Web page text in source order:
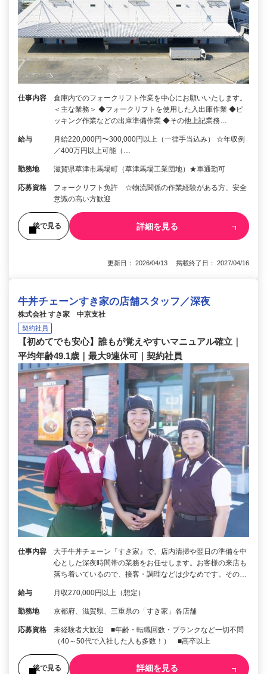
仕事内容
倉庫内でのフォークリフト作業を中心にお願いいたします。
＜主な業務＞ ◆フォークリフトを使用した入出庫作業 ◆ピ
ッキング作業などの出庫準備作業 ◆その他上記業務…
給与
月給220,000円〜300,000円以上（一律手当込み） ☆年収例
／400万円以上可能（…
勤務地 滋賀県草津市馬場町（草津馬場工業団地）★車通勤可
応募資格
フォークリフト免許 ☆物流関係の作業経験がある方、安全
意識の高い方歓迎
後で見る 詳細を見る
更新日： 2026/04/13 掲載終了日： 2027/04/16
牛丼チェーンすき家の店舗スタッフ／深夜
株式会社 すき家 中京支社
契約社員
【初めてでも安心】誰もが覚えやすいマニュアル確立｜
平均年齢49.1歳｜最大9連休可｜契約社員
仕事内容
大手牛丼チェーン『すき家』で、店内清掃や翌日の準備を中
心とした深夜時間帯の業務をお任せします。お客様の来店も
落ち着いているので、接客・調理などは少なめです。その…
給与 月収270,000円以上（想定）
勤務地 京都府、滋賀県、三重県の「すき家」各店舗
応募資格
未経験者大歓迎 ■年齢・転職回数・ブランクなど一切不問
（40～50代で入社した人も多数！） ■高卒以上
後で見る 詳細を見る